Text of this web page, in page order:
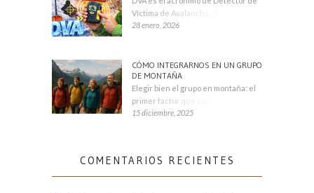
Víctima de Avalancha. También se
28 enero, 2026
CÓMO INTEGRARNOS EN UN GRUPO
DE MONTAÑA
Elegir bien el grupo en montaña: el
primer factor que condiciona tu
15 diciembre, 2025
COMENTARIOS RECIENTES